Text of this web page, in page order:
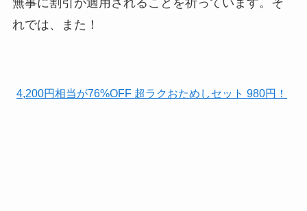
無事に割引が適用されることを祈っています。そ
れでは、また！
4,200円相当が76%OFF 超ラクおためしセット 980円！